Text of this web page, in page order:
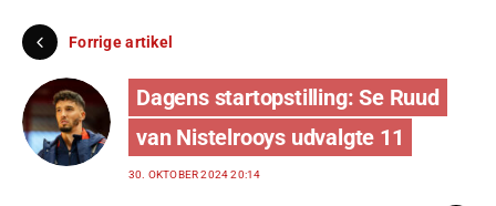
Forrige artikel
Dagens startopstilling: Se Ruud
van Nistelrooys udvalgte 11
30. OKTOBER 2024 20:14